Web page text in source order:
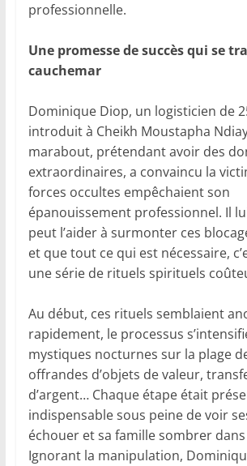
professionnelle.
Une promesse de succès qui se
cauchemar
Dominique Diop, un logisticien de
introduit à Cheikh Moustapha
marabout, prétendant avoir des
extraordinaires, a convaincu la
forces occultes empêchaient son
épanouissement professionnel. Il
peut l’aider à surmonter ces
et que tout ce qui est nécessaire,
une série de rituels spirituels
Au début, ces rituels semblaient
rapidement, le processus
mystiques nocturnes sur la plage
offrandes d’objets de valeur,
d’argent… Chaque étape était
indispensable sous peine de voir
échouer et sa famille sombrer
Ignorant la manipulation,